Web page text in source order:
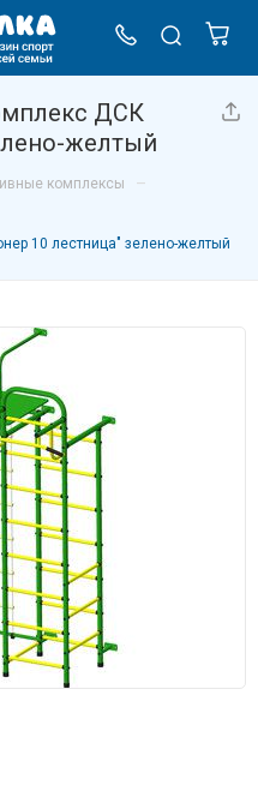
ДСК
желтый
комплексы –
10 лестница" зелено-желтый